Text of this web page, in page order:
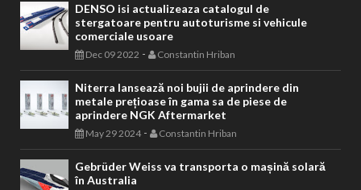
DENSO isi actualizeaza catalogul de
stergatoare pentru autoturisme si vehicule
comerciale usoare
Dec 09 2022 - Constantin Hriban
Niterra lansează noi bujii de aprindere din
metale prețioase în gama sa de piese de
aprindere NGK Aftermarket
May 29 2024- Constantin Hriban
Gebrüder Weiss va transporta o mașină solară
în Australia